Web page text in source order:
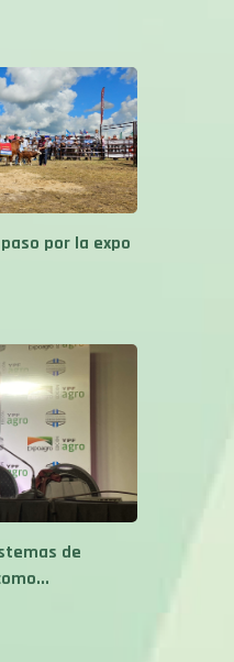
por la expo
de